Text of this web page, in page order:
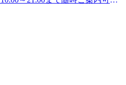
手のひらまで、香りの良いクリ
なかケア：腸の動きの活性化
なる足裏の角質を除去してス
コース迷っちゃう…という方
れの箇所に合わせたご提案もさ
来店下さい♪ Re.Ra.Kuでお得
くらいの方は30分コースお疲れ
コースそれ以上の方は90分以上
す。 皆さまのご来店、心より
!【肩甲骨ストレッチ】と【骨
より30%OFF！有効期限：ご
Bell Epoc各店、RuamRuam各店
?
評の【爽快ヘッドスパ】で
にリラクゼーション体験が贈れ
】で買えちゃう超お得
ます！ キャンペーン概要開催
6月28日（日）の16日間！特
トチケットが、通常価格より
日から4ヶ月後の月末まで（余
、Bell Epoc各店、RuamRuam各
時ご案内可能です。(最終受付
スタッフ:小森・石井・中村---
こんにちは!Re.Ra.Kuパサ
信も梅雨入りし、すっきりしな
晩は肌寒く感じますが、風邪な